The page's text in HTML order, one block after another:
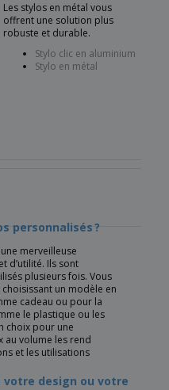
Les stylos en métal vous
offrent une solution plus
robuste et durable.
Stylo clic en aluminium
Stylo en métal
personnalisés ?
merveilleuse
d’utilité. Ils sont
plusieurs fois. Vous
un modèle en
cadeau ou pour la
le plastique ou les
choix pour une
au volume les rend
et les utilisations
votre design ou votre